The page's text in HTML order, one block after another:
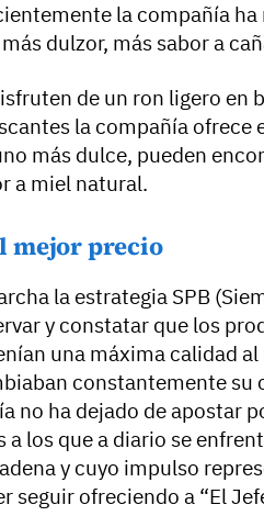
la compañía
dulzor, más sabor a
de un ron ligero en
la compañía ofrece
más dulce, pueden
a miel natural.
mejor precio
la estrategia SPB
y constatar que los
una máxima calidad
constantemente su
no ha dejado de apostar
a los que a diario se
y cuyo impulso
seguir ofreciendo a “El